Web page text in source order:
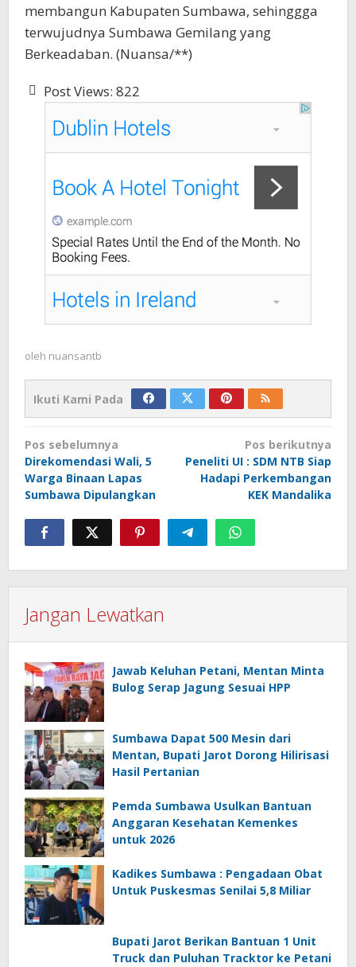
membangun Kabupaten Sumbawa, sehinggga
terwujudnya Sumbawa Gemilang yang
Berkeadaban. (Nuansa/**)
Post Views: 822
oleh nuansantb
Ikuti Kami Pada
Navigasi
pos
Pos sebelumnya
Direkomendasi Wali, 5
Warga Binaan Lapas
Sumbawa Dipulangkan
Pos berikutnya
Peneliti UI : SDM NTB Siap
Hadapi Perkembangan
KEK Mandalika
Jangan Lewatkan
Jawab Keluhan Petani, Mentan Minta
Bulog Serap Jagung Sesuai HPP
Sumbawa Dapat 500 Mesin dari
Mentan, Bupati Jarot Dorong Hilirisasi
Hasil Pertanian
Pemda Sumbawa Usulkan Bantuan
Anggaran Kesehatan Kemenkes
untuk 2026
Kadikes Sumbawa : Pengadaan Obat
Untuk Puskesmas Senilai 5,8 Miliar
Bupati Jarot Berikan Bantuan 1 Unit
Truck dan Puluhan Tracktor ke Petani